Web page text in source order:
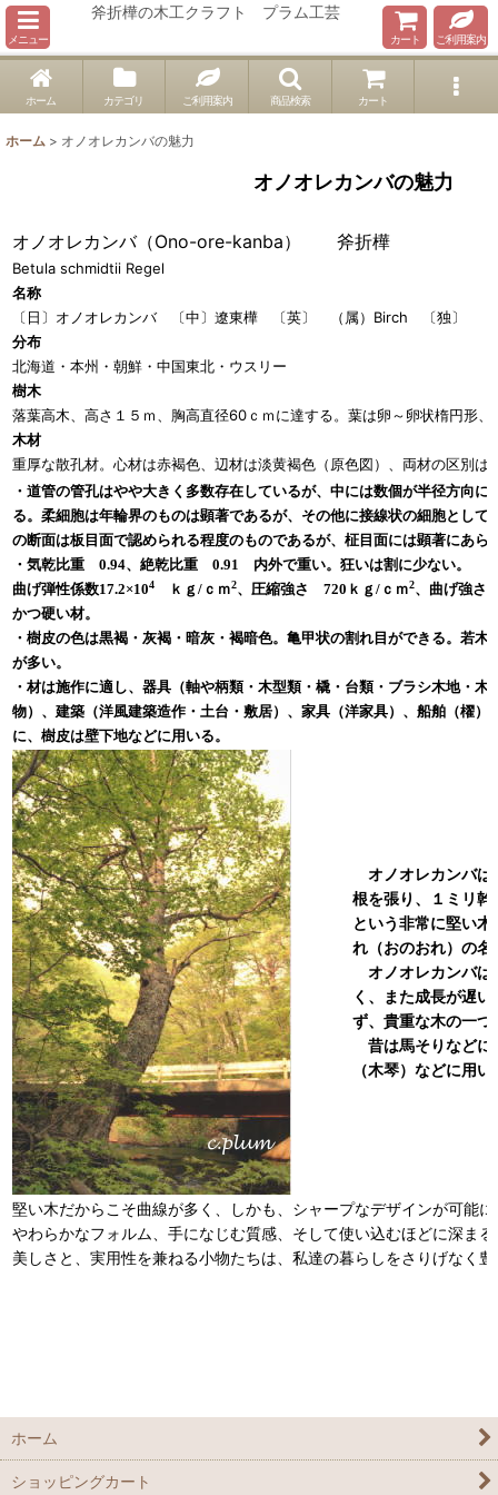
メニュー
斧折樺の木工クラフト プラム工芸
カート ご利用案内
ホーム カテゴリ ご利用案内 商品検索 カート
ホーム > オノオレカンバの魅力
オノオレカンバの魅力
オノオレカンバ（Ono-ore-kanba） 斧折樺
Betula schmidtii Regel
名称
〔日〕オノオレカンバ 〔中〕遼東樺 〔英〕 （属）Birch 〔独〕 （
分布
北海道・本州・朝鮮・中国東北・ウスリー
樹木
落葉高木、高さ１５ｍ、胸高直径60ｃｍに達する。葉は卵～卵状楕円形、
木材
重厚な散孔材。心材は赤褐色、辺材は淡黄褐色（原色図）、両材の区別は
・道管の管孔はやや大きく多数存在しているが、中には数個が半径方向に
る。柔細胞は年輪界のものは顕著であるが、その他に接線状の細胞として
の断面は板目面で認められる程度のものであるが、柾目面には顕著にあら
・気乾比重 0.94、絶乾比重 0.91 内外で重い。狂いは割に少ない。
曲げ弾性係数17.2×104 ｋｇ/ｃｍ2、圧縮強さ 720ｋｇ/ｃｍ2、曲げ強さ
かつ硬い材。
・樹皮の色は黒褐・灰褐・暗灰・褐暗色。亀甲状の割れ目ができる。若
が多い。
・材は施作に適し、器具（軸や柄類・木型類・橇・台類・ブラシ木地・木
物）、建築（洋風建築造作・土台・敷居）、家具（洋家具）、船舶（櫂）
に、樹皮は壁下地などに用いる。
オノオレカンバは
根を張り、１ミリ
という非常に堅い
れ（おのおれ）の名
オノオレカンバは
く、また成長が遅
ず、貴重な木の一
昔は馬そりなどに
（木琴）などに用
堅い木だからこそ曲線が多く、しかも、シャープなデザインが可能
やわらかなフォルム、手になじむ質感、そして使い込むほどに深ま
美しさと、実用性を兼ねる小物たちは、私達の暮らしをさりげなく
ホーム
ショッピングカート